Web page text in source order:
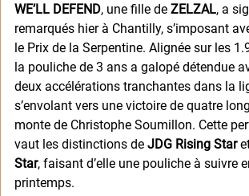
WE’LL DEFEND, une fille de ZELZAL, a
remarqués hier à Chantilly, s’imposant
le Prix de la Serpentine. Alignée sur les
la pouliche de 3 ans a galopé détendue
deux accélérations tranchantes dans la
s’envolant vers une victoire de quatre
monte de Christophe Soumillon. Cette
vaut les distinctions de JDG Rising Star
Star, faisant d’elle une pouliche à suivre
printemps.